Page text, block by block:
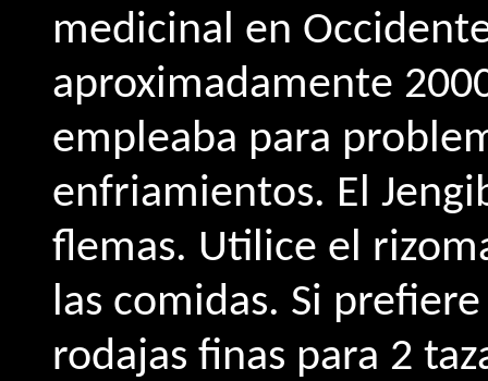
medicinal en
aproximadamente
empleaba para
enfriamientos. El
flemas. Utilice el
las comidas. Si
rodajas finas para 2